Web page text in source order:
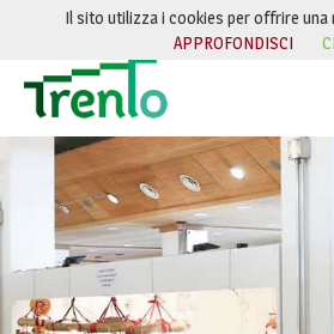
Salta al contenuto
Il sito utilizza i cookies per offrire una
APPROFONDISCI